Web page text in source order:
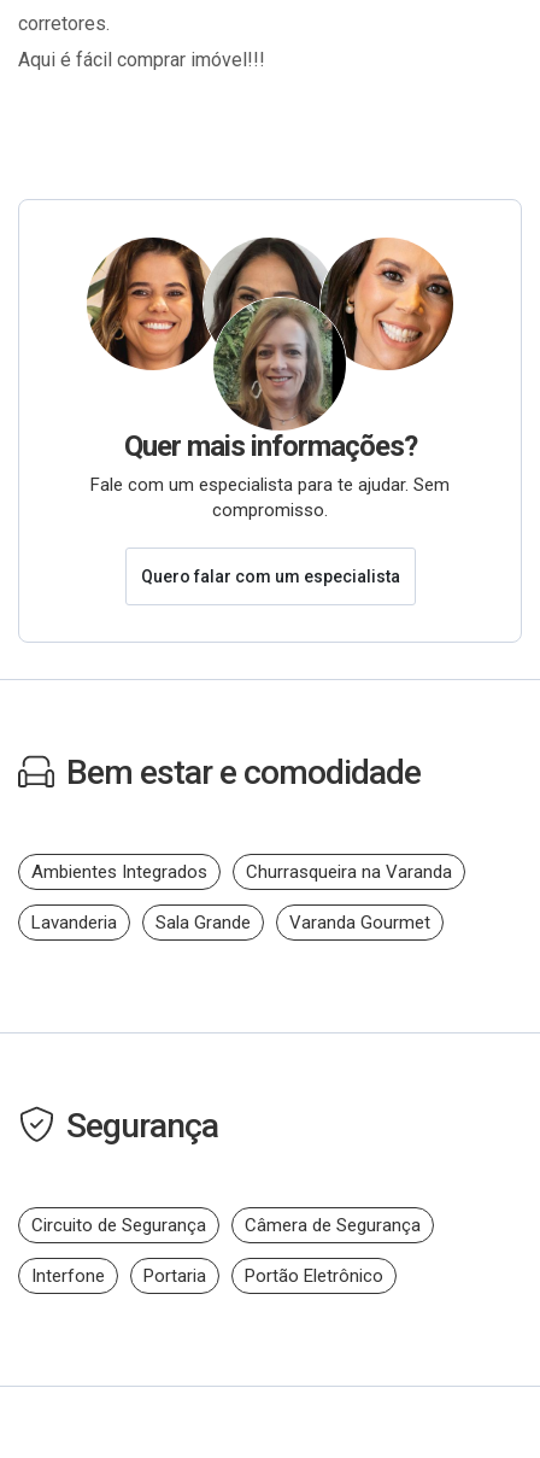
corretores.
Aqui é fácil comprar imóvel!!!
Quer mais informações?
Fale com um especialista para te ajudar. Sem
compromisso.
Quero falar com um especialista
Bem estar e comodidade
Ambientes Integrados Churrasqueira na Varanda
Lavanderia Sala Grande Varanda Gourmet
Segurança
Circuito de Segurança Câmera de Segurança
Interfone Portaria Portão Eletrônico